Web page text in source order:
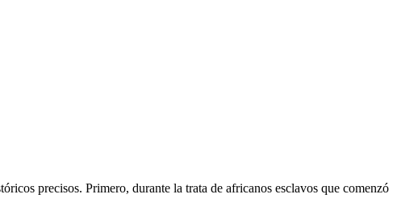
precisos. Primero, durante la trata de africanos esclavos que comenzó